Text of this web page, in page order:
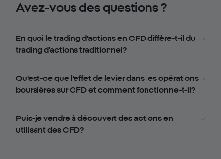
Avez-vous des questions ?
En quoi le trading d'actions en CFD diffère-t-il du
trading d'actions traditionnel?
Qu'est-ce que l'effet de levier dans les opérations
boursières sur CFD et comment fonctionne-t-il?
Puis-je vendre à découvert des actions en
utilisant des CFD?